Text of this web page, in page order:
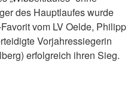
des Hauptlaufes wurde
vom LV Oelde, Philipp
Vorjahressiegerin
erfolgreich ihren Sieg.